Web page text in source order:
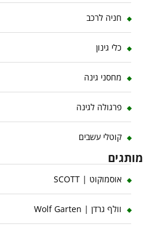
חניה לרכב
כלי גינון
מחסני גינה
פרגולה לגינה
קוטלי עשבים
מותגים
אוסמוקוט | SCOTT
וולף גרדן | Wolf Garten